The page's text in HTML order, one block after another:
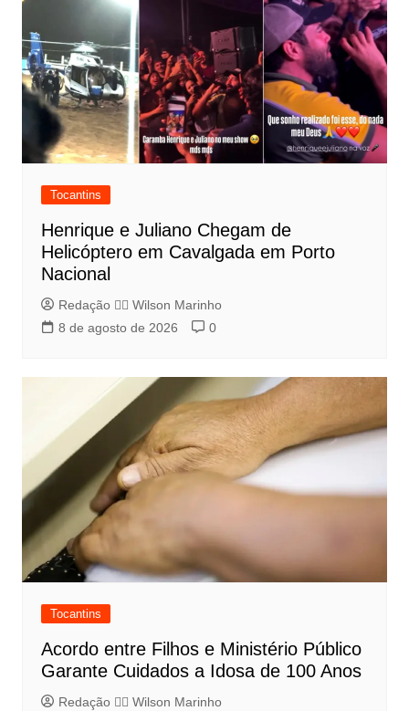
Tocantins
Henrique e Juliano Chegam de
Helicóptero em Cavalgada em Porto
Nacional
Redação 👨‍⚖️​ Wilson Marinho
8 de agosto de 2026
0
Tocantins
Acordo entre Filhos e Ministério Público
Garante Cuidados a Idosa de 100 Anos
Redação 👨‍⚖️​ Wilson Marinho